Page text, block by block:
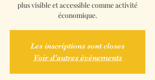
plus visible et accessible comme activité
économique.
Les inscriptions sont closes
Voir d'autres événements